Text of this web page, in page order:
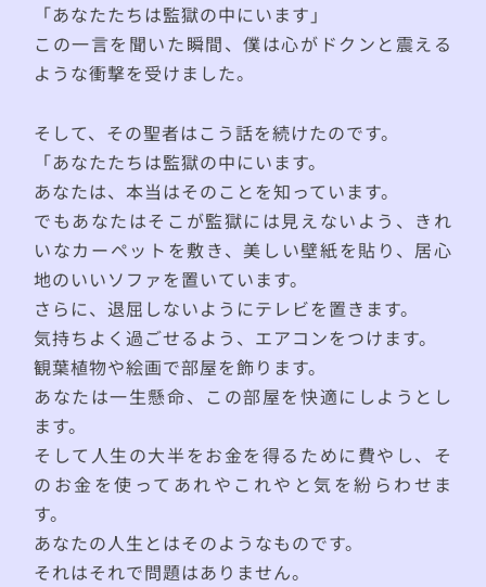
「あなたたちは監獄の中にいます」
この一言を聞いた瞬間、僕は心がドクンと震える
ような衝撃を受けました。
そして、その聖者はこう話を続けたのです。
「あなたたちは監獄の中にいます。
あなたは、本当はそのことを知っています。
でもあなたはそこが監獄には見えないよう、きれ
いなカーペットを敷き、美しい壁紙を貼り、居心
地のいいソファを置いています。
さらに、退屈しないようにテレビを置きます。
気持ちよく過ごせるよう、エアコンをつけます。
観葉植物や絵画で部屋を飾ります。
あなたは一生懸命、この部屋を快適にしようとし
ます。
そして人生の大半をお金を得るために費やし、そ
のお金を使ってあれやこれやと気を紛らわせま
す。
あなたの人生とはそのようなものです。
それはそれで問題はありません。